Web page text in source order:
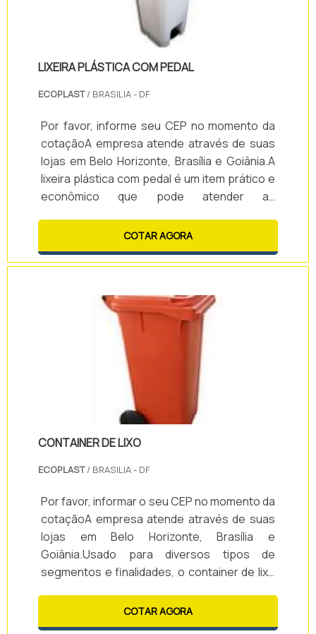
LIXEIRA PLÁSTICA COM PEDAL
ECOPLAST/ BRASILIA - DF
Por favor, informe seu CEP no momento da
cotaçãoA empresa atende através de suas
lojas em Belo Horizonte, Brasília e Goiânia.A
lixeira plástica com pedal é um item prático e
econômico que pode atender as
ser produzida em diversos tamanhos e
capacidades, adequando-se a demanda
apresentada.Benefícios de contar com a
Praticidade; - Evita que odores se espalhem
pelo ambiente; - Organização; -
Modernidade; - Entre .
COTAR AGORA
CONTAINER DE LIXO
ECOPLAST/ BRASILIA - DF
Por favor, informar o seu CEP no momento da
cotaçãoA empresa atende através de suas
lojas em Belo Horizonte, Brasília e
Goiânia.Usado para diversos tipos de
segmentos e finalidades, o container de lixo
utilizado para o armazenamento e transporte
de resíduos coletados nos ambientes
COTAR AGORA